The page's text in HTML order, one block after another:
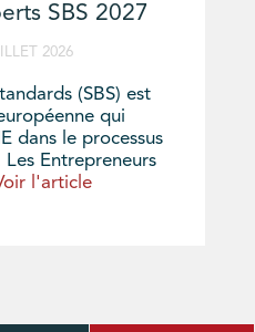
SBS 2027
2026
(SBS) est
qui
dans le processus
Entrepreneurs
l'article